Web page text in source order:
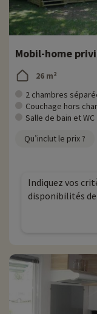
Mobil-home
26 m²
2 chambres
Couchage hors
Salle de bain et WC
Qu’inclut le prix ?
Indiquez vos
disponibilités